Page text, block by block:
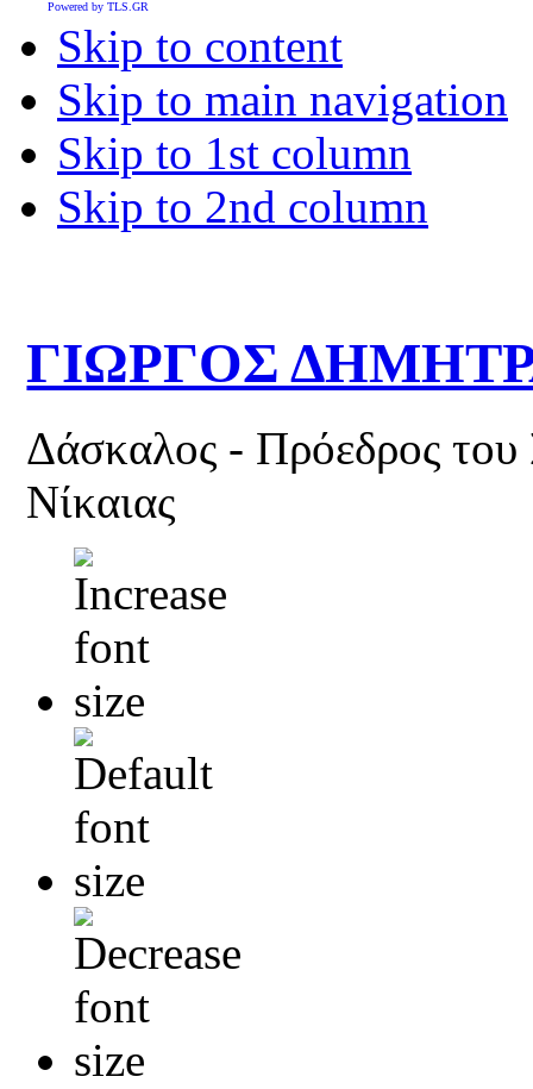
Skip to content
Skip to main navigation
Skip to 1st column
Skip to 2nd column
ΓΙΩΡΓΟΣ
Δάσκαλος - Πρόεδρος
Νίκαιας
Powered by TLS.GR